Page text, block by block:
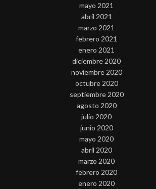
mayo 2021
abril 2021
marzo 2021
febrero 2021
enero 2021
diciembre 2020
noviembre 2020
octubre 2020
septiembre 2020
agosto 2020
julio 2020
junio 2020
mayo 2020
abril 2020
marzo 2020
febrero 2020
enero 2020